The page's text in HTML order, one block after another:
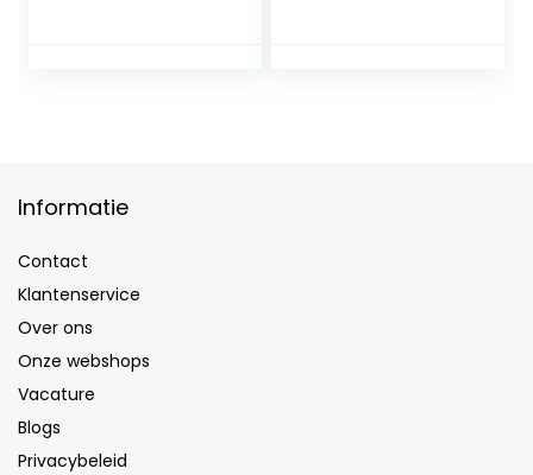
Informatie
Contact
Klantenservice
Over ons
Onze webshops
Vacature
Blogs
Privacybeleid